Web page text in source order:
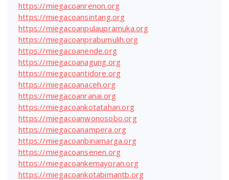
https://miegacoanrenon.org
https://miegacoansintang.org
https://miegacoanpulaupramuka.org
https://miegacoanprabumulih.org
https://miegacoanende.org
https://miegacoanagung.org
https://miegacoantidore.org
https://miegacoanaceh.org
https://miegacoanranai.org
https://miegacoankotatahan.org
https://miegacoanwonosobo.org
https://miegacoanampera.org
https://miegacoanbinamarga.org
https://miegacoansenen.org
https://miegacoankemayoran.org
https://miegacoankotabimantb.org